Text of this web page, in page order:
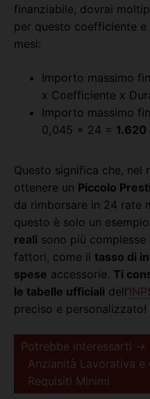
finanziabile, dovrai
per questo coefficiente
mesi:
Importo massimo
x Coefficiente x
Importo massimo
0,045 x 24 = 1.620
Questo significa che, nel
ottenere un Piccolo
da rimborsare in 24 rate
questo è solo un
reali sono più
fattori, come il tasso di
spese accessorie. Ti
le tabelle ufficiali dell’
preciso e personalizzato!
Potrebbe interessarti →
Anzianità Lavorativa e
Requisiti Minimi